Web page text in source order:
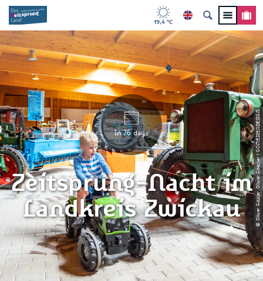
19,4 °C
© Oliver Göhler, Oliver Goehler | GOMEDIENDESIGN
In 76 days
Zeitsprung-Nacht im
Landkreis Zwickau